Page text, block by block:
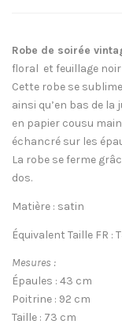
Robe de soirée
floral et feuillage noir
Cette robe se
ainsi qu’en bas de
en papier cousu
échancré sur les
La robe se ferme
dos.
Matière : satin
Équivalent Taille FR :
Mesures :
Épaules : 43 cm
Poitrine : 92 cm
Taille : 73 cm